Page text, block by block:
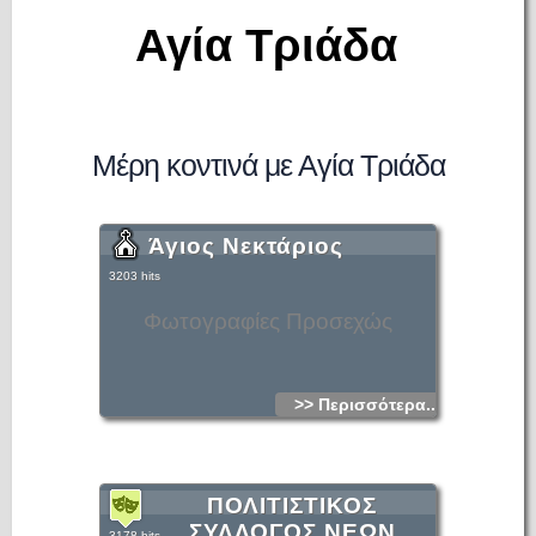
Αγία Τριάδα
Μέρη κοντινά με Αγία Τριάδα
Φωτογραφίες Προσεχώς
Άγιος Νεκτάριος
3203 hits
>> Περισσότερα...
ΠΟΛΙΤΙΣΤΙΚΟΣ